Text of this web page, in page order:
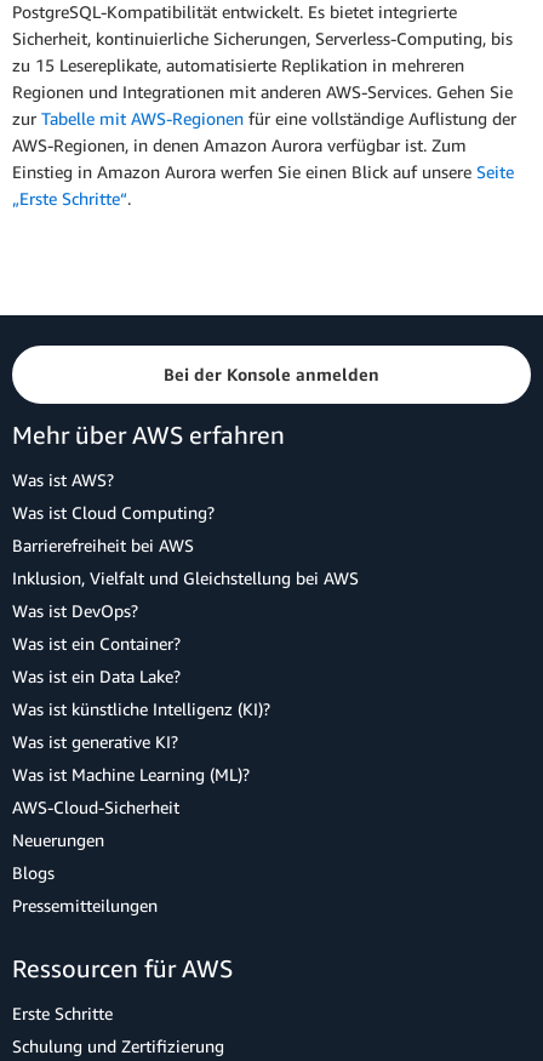
PostgreSQL-Kompatibilität entwickelt. Es bietet integrierte
Sicherheit, kontinuierliche Sicherungen, Serverless-Computing, bis
zu 15 Lesereplikate, automatisierte Replikation in mehreren
Regionen und Integrationen mit anderen AWS-Services. Gehen Sie
zur Tabelle mit AWS-Regionen für eine vollständige Auflistung der
AWS-Regionen, in denen Amazon Aurora verfügbar ist. Zum
Einstieg in Amazon Aurora werfen Sie einen Blick auf unsere Seite
„Erste Schritte“.
Bei der Konsole anmelden
Mehr über AWS erfahren
Was ist AWS?
Was ist Cloud Computing?
Barrierefreiheit bei AWS
Inklusion, Vielfalt und Gleichstellung bei AWS
Was ist DevOps?
Was ist ein Container?
Was ist ein Data Lake?
Was ist künstliche Intelligenz (KI)?
Was ist generative KI?
Was ist Machine Learning (ML)?
AWS-Cloud-Sicherheit
Neuerungen
Blogs
Pressemitteilungen
Ressourcen für AWS
Erste Schritte
Schulung und Zertifizierung